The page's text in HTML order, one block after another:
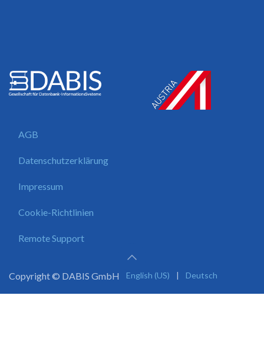
AGB
Datenschutzerklärung
Impressum
Cookie-Richtlinien
Remote Support
Copyright © DABIS GmbH English (US) | Deutsch